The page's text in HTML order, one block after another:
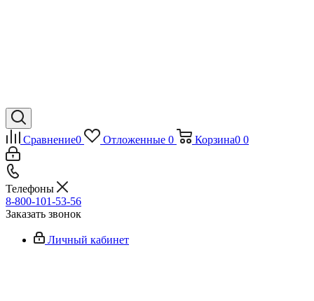
Сравнение0 Отложенные 0 Корзина0 0
Телефоны
8-800-101-53-56
Заказать звонок
Личный кабинет